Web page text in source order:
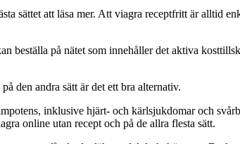
sättet att läsa mer. Att viagra receptfritt är alltid
beställa på nätet som innehåller det aktiva
den andra sätt är det ett bra alternativ.
inklusive hjärt- och kärlsjukdomar och
online utan recept och på de allra flesta sätt.